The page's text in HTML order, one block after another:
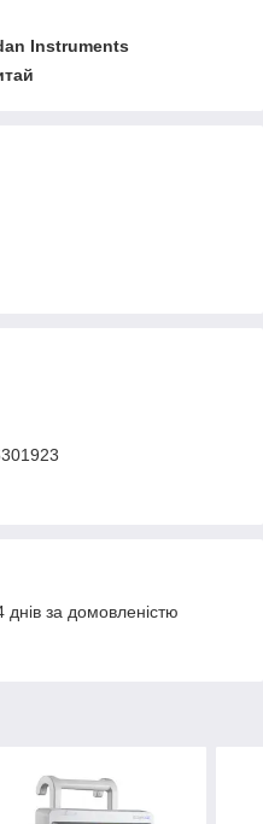
Instruments
за домовленістю